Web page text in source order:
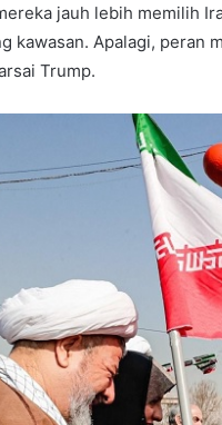
jauh lebih memilih
kawasan. Apalagi, peran
Trump.